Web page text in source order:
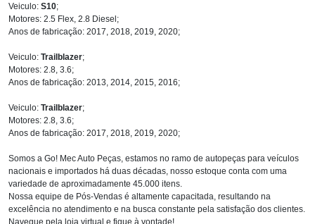
Veiculo: S10;
Motores: 2.5 Flex, 2.8 Diesel;
Anos de fabricação: 2017, 2018, 2019, 2020;
Veiculo: Trailblazer;
Motores: 2.8, 3.6;
Anos de fabricação: 2013, 2014, 2015, 2016;
Veiculo: Trailblazer;
Motores: 2.8, 3.6;
Anos de fabricação: 2017, 2018, 2019, 2020;
Somos a Go! Mec Auto Peças, estamos no ramo de autopeças para veículos
nacionais e importados há duas décadas, nosso estoque conta com uma
variedade de aproximadamente 45.000 itens.
Nossa equipe de Pós-Vendas é altamente capacitada, resultando na
excelência no atendimento e na busca constante pela satisfação dos clientes.
Navegue pela loja virtual e fique à vontade!